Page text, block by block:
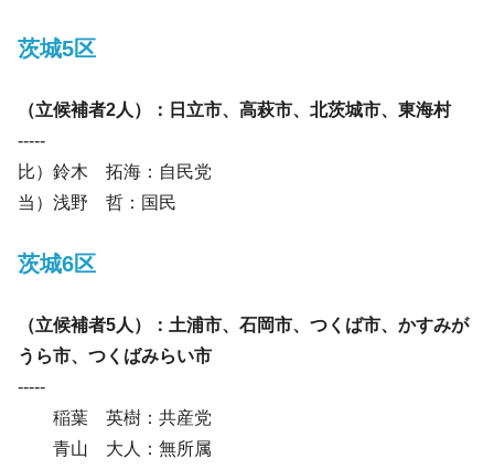
茨城5区
（立候補者2人）：日立市、高萩市、北茨城市、東海村
-----
比）鈴木 拓海：自民党
当）浅野 哲：国民
茨城6区
（立候補者5人）：土浦市、石岡市、つくば市、かすみが
うら市、つくばみらい市
-----
稲葉 英樹：共産党
青山 大人：無所属